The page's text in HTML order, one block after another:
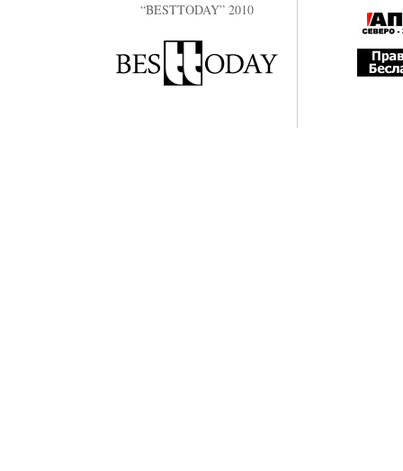
“BESTTODAY” 2010